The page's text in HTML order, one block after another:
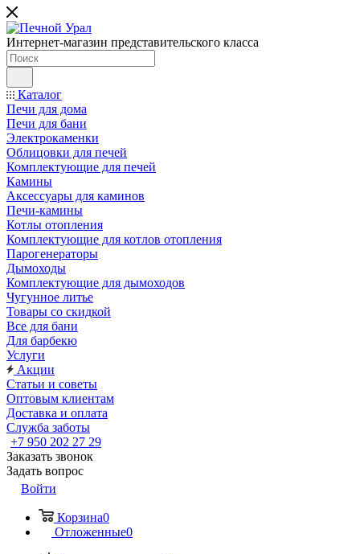
Интернет-магазин представительского класса
Каталог
Печи для дома
Печи для бани
Электрокаменки
Облицовки для печей
Комплектующие для печей
Камины
Аксессуары для каминов
Печи-камины
Котлы отопления
Комплектующие для котлов отопления
Парогенераторы
Дымоходы
Комплектующие для дымоходов
Чугунное литье
Товары со скидкой
Все для бани
Для барбекю
Услуги
Акции
Статьи и советы
Оптовым клиентам
Доставка и оплата
Служба заботы
+7 950 202 27 29
Заказать звонок
Задать вопрос
Войти
Корзина0
Отложенные0